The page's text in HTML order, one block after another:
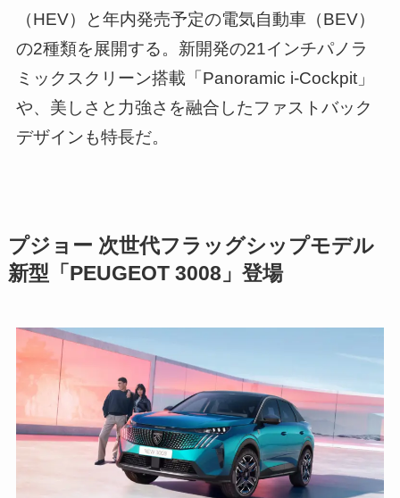
（HEV）と年内発売予定の電気自動車（BEV）
の2種類を展開する。新開発の21インチパノラ
ミックスクリーン搭載「Panoramic i-Cockpit」
や、美しさと力強さを融合したファストバック
デザインも特長だ。
プジョー 次世代フラッグシップモデル
新型「PEUGEOT 3008」登場